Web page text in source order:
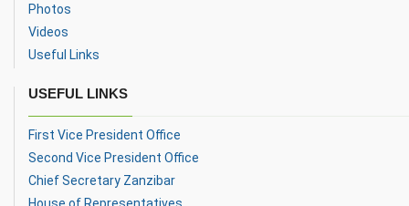
Photos
Videos
Useful Links
USEFUL LINKS
First Vice President Office
Second Vice President Office
Chief Secretary Zanzibar
House of Representatives